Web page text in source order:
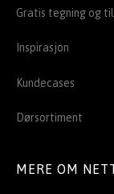
Gratis tegning og
Inspirasjon
Kundecases
Dørsortiment
MERE OM